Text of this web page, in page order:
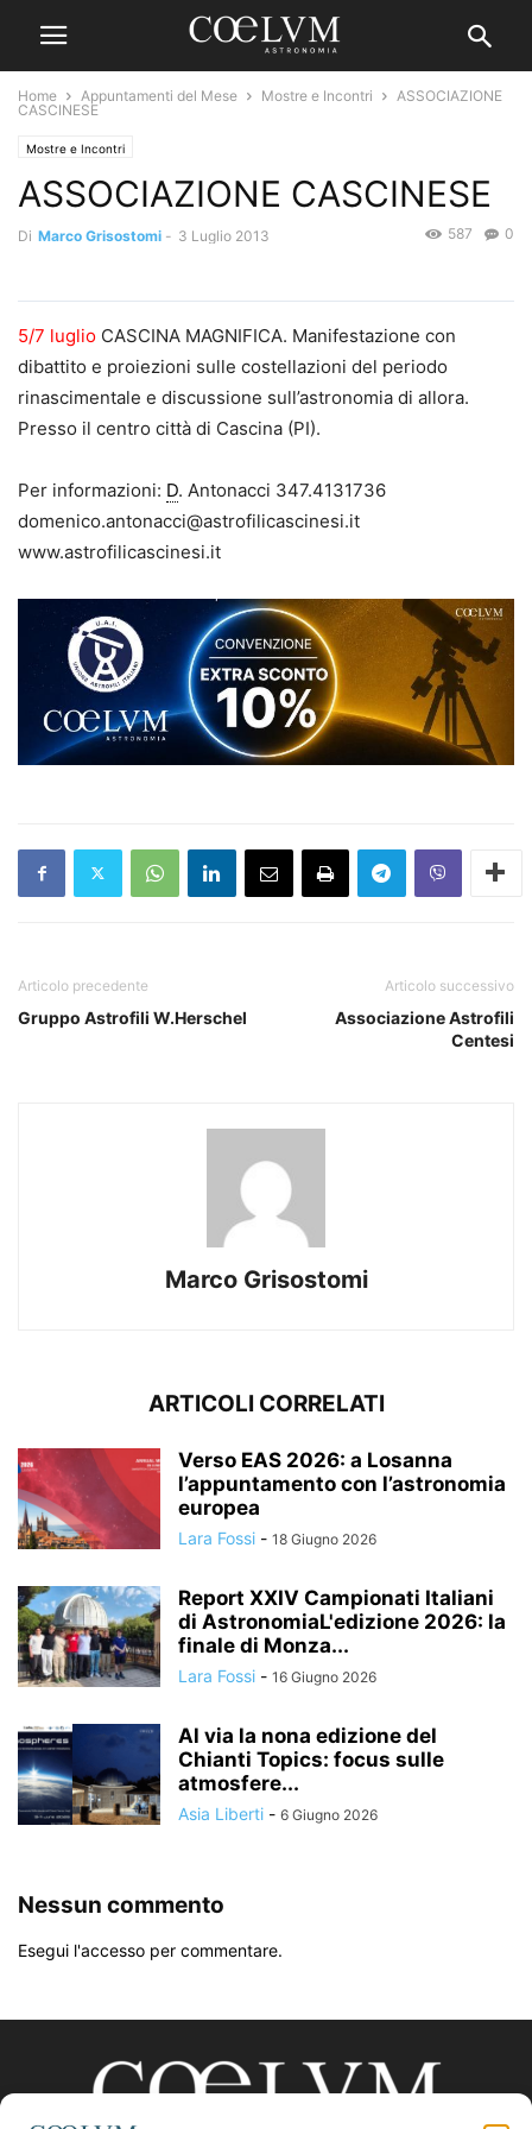
Home Appuntamenti del Mese Mostre e Incontri
ASSOCIAZIONE
CASCINESE
Mostre e Incontri
ASSOCIAZIONE CASCINESE
Di Marco Grisostomi - 3 Luglio 2013 0
587
5/7 luglio CASCINA MAGNIFICA. Manifestazione con
dibattito e proiezioni sulle costellazioni del periodo
rinascimentale e discussione sull’astronomia di allora.
Presso il centro città di Cascina (PI).
Per informazioni: D. Antonacci 347.4131736
domenico.antonacci@astrofilicascinesi.it
www.astrofilicascinesi.it
Articolo precedente
Gruppo Astrofili W.Herschel
Articolo successivo
Associazione Astrofili
Centesi
Marco Grisostomi
ARTICOLI CORRELATI
Verso EAS 2026: a Losanna
l’appuntamento con l’astronomia
europea
Lara Fossi - 18 Giugno 2026
Report XXIV Campionati Italiani
di AstronomiaL'edizione 2026: la
finale di Monza...
Lara Fossi - 16 Giugno 2026
Al via la nona edizione del
Chianti Topics: focus sulle
atmosfere...
Asia Liberti - 6 Giugno 2026
Nessun commento
Esegui l'accesso per commentare.